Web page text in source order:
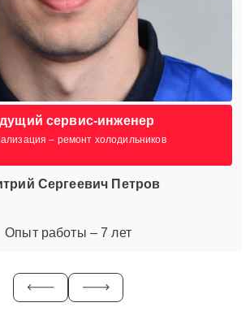
сервис-инженер
– ремонт холодильников
Сергеевич Петров
Опыт работы – 7 лет